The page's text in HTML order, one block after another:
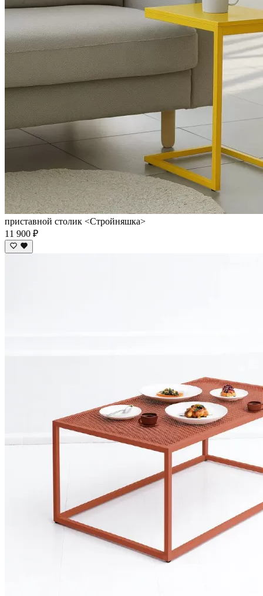
приставной столик <Cтройняшка>
11 900 ₽